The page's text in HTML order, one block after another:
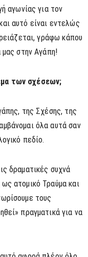
αγωνίας για τον
αυτό είναι εντελώς
γράφω κάπου
μας στην Αγάπη!
των σχέσεων;
της Σχέσης, της
όλα αυτά σαν
πεδίο.
δραματικές συχνά
ατομικό Τραύμα και
τους
πραγματικά για να